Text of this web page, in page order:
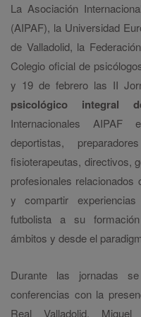
La Asociación
(AIPAF), la Universidad
de Valladolid, la
Colegio oficial de
y 19 de febrero las II
psicológico integral
Internacionales AIPAF
deportistas,
fisioterapeutas, directivos,
profesionales
y compartir
futbolista a su
ámbitos y desde el
Durante las jornadas
conferencias con la
Real Valladolid,